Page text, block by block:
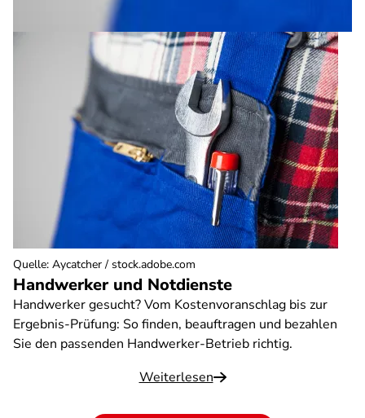
Handwerker und Notdienste
Handwerker gesucht? Vom Kostenvoranschlag bis zur
Ergebnis-Prüfung: So finden, beauftragen und bezahlen
Sie den passenden Handwerker-Betrieb richtig.
Weiterlesen
Quelle: Aycatcher / stock.adobe.com